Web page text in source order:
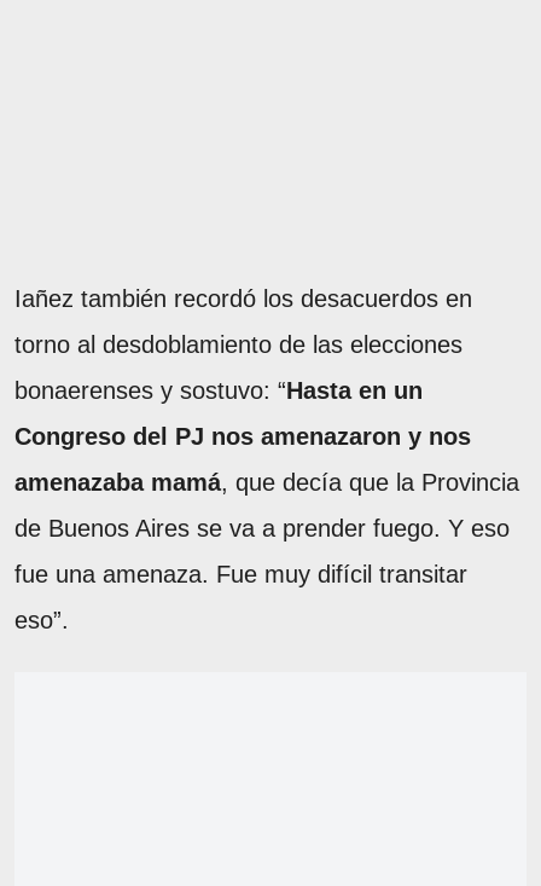
Iañez también recordó los desacuerdos en
torno al desdoblamiento de las elecciones
bonaerenses y sostuvo: “Hasta en un
Congreso del PJ nos amenazaron y nos
amenazaba mamá, que decía que la Provincia
de Buenos Aires se va a prender fuego. Y eso
fue una amenaza. Fue muy difícil transitar
eso”.